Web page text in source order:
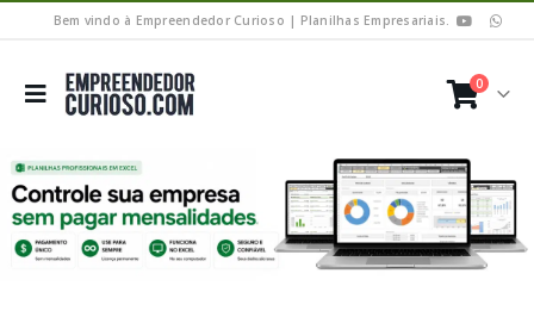
Bem vindo à Empreendedor Curioso | Planilhas Empresariais.
0